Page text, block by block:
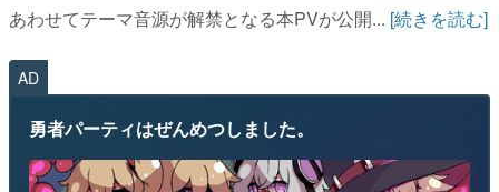
あわせてテーマ音源が解禁となる本PVが公開... [続きを読む]
AD
勇者パーティはぜんめつしました。